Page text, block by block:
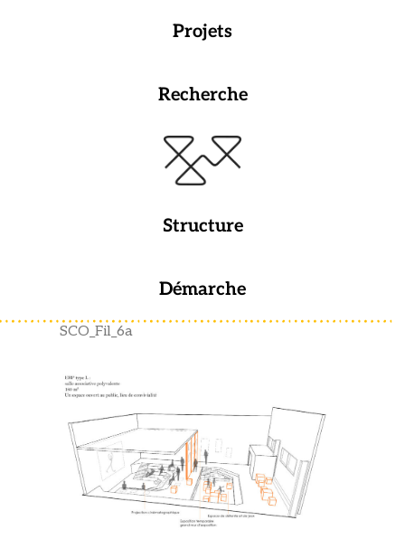
Projets
Recherche
Structure
Démarche
SCO_Fil_6a